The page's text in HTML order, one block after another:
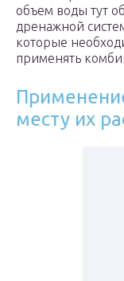
объем воды тут
дренажной
которые
применять
месту их